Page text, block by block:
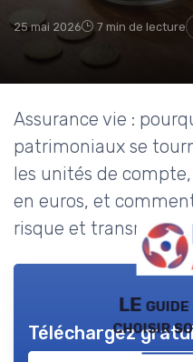
25 mai 2026 7 min de lecture
Assurance vie :
patrimoniaux se
les unités de
en euros, et
risque et
LE
choisir
Téléchargez